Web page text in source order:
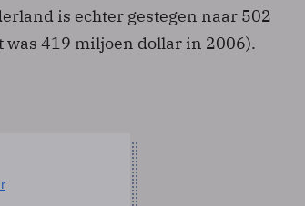
is echter gestegen naar 502
419 miljoen dollar in 2006).